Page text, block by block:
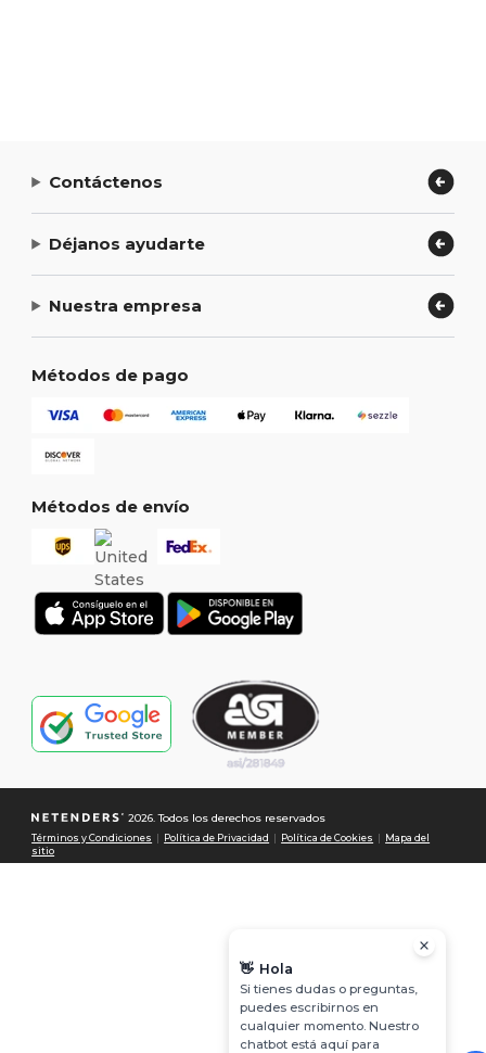
Contáctenos
Déjanos ayudarte
Nuestra empresa
Métodos de pago
Métodos de envío
2026. Todos los derechos reservados
Términos y Condiciones Política de Privacidad Política de Cookies
Mapa del
sitio
👋 Hola
Si tienes dudas o preguntas,
puedes escribirnos en
cualquier momento. Nuestro
chatbot está aquí para